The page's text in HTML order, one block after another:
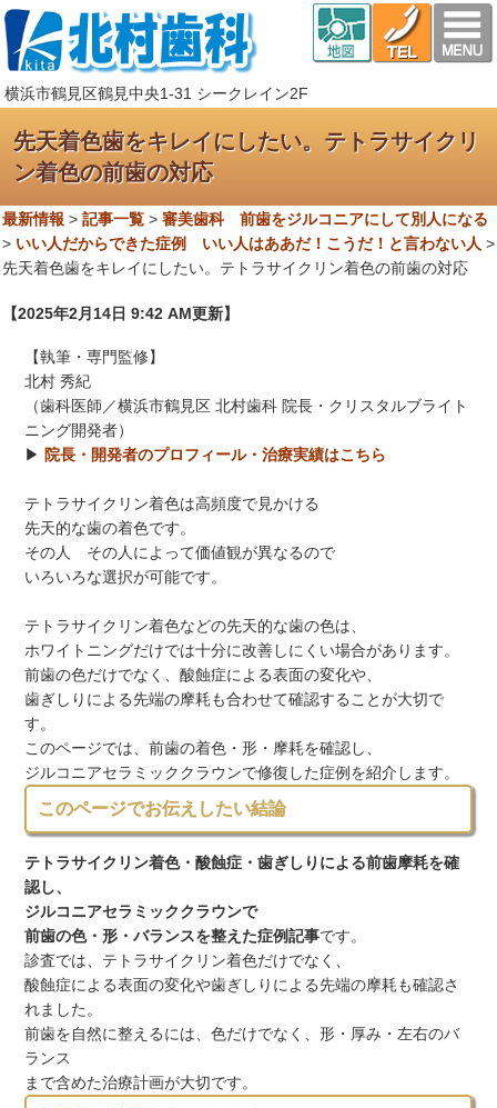
横浜市鶴見区鶴見中央1-31 シークレイン2F
先天着色歯をキレイにしたい。テトラサイクリ
ン着色の前歯の対応
最新情報 > 記事一覧 > 審美歯科 前歯をジルコニアにして別人になる
> いい人だからできた症例 いい人はああだ！こうだ！と言わない人 >
先天着色歯をキレイにしたい。テトラサイクリン着色の前歯の対応
【2025年2月14日 9:42 AM更新】
【執筆・専門監修】
北村 秀紀
（歯科医師／横浜市鶴見区 北村歯科 院長・クリスタルブライト
ニング開発者）
▶ 院長・開発者のプロフィール・治療実績はこちら
テトラサイクリン着色は高頻度で見かける
先天的な歯の着色です。
その人 その人によって価値観が異なるので
いろいろな選択が可能です。
テトラサイクリン着色などの先天的な歯の色は、
ホワイトニングだけでは十分に改善しにくい場合があります。
前歯の色だけでなく、酸蝕症による表面の変化や、
歯ぎしりによる先端の摩耗も合わせて確認することが大切で
す。
このページでは、前歯の着色・形・摩耗を確認し、
ジルコニアセラミッククラウンで修復した症例を紹介します。
このページでお伝えしたい結論
テトラサイクリン着色・酸蝕症・歯ぎしりによる前歯摩耗を確
認し、
ジルコニアセラミッククラウンで
前歯の色・形・バランスを整えた症例記事です。
診査では、テトラサイクリン着色だけでなく、
酸蝕症による表面の変化や歯ぎしりによる先端の摩耗も確認さ
れました。
前歯を自然に整えるには、色だけでなく、形・厚み・左右のバ
ランス
まで含めた治療計画が大切です。